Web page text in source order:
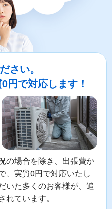
さい。
円で対応します！
の場合を除き、出張費か
、実質0円で対応いたし
いた多くのお客様が、追
ています。